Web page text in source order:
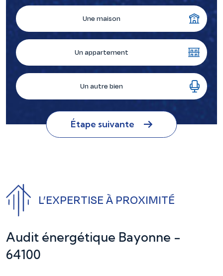
Une maison
Un appartement
Un autre bien
Étape suivante
L’EXPERTISE À PROXIMITÉ
Audit énergétique Bayonne -
64100